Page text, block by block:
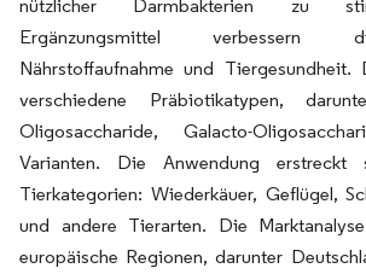
nützlicher Darmbakterien zu
Ergänzungsmittel verbessern
Nährstoffaufnahme und
verschiedene Präbiotikatypen,
Oligosaccharide, Galacto-
Varianten. Die Anwendung erstreckt
Tierkategorien: Wiederkäuer, Geflügel,
und andere Tierarten. Die
europäische Regionen, darunter